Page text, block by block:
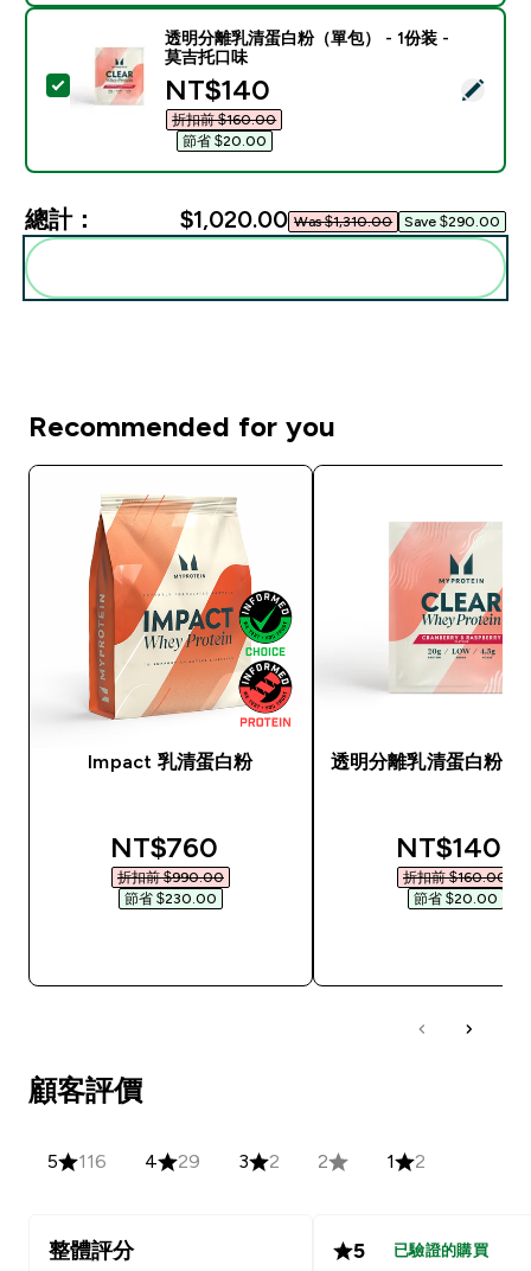
選取此商品 - 透明分離乳清蛋白粉（單包） - 1份装 -
透明分離乳清蛋白粉（單包） - 1份装 -
莫吉托口味
discounted price
NT$140‎
折扣前 $160.00‎
節省 $20.00‎
總計： $1,020.00‎ Was $1,310.00‎ Save $290.00‎
Recommended for you
Impact 乳清蛋白粉
discounted price
NT$760‎
折扣前 $990.00‎
節省 $230.00‎
透明分離乳清蛋白粉（
NT$140‎
折扣前 $160.00‎
節省 $20.00‎
顧客評價
5 116 4 29 3 2 2 1 2
整體評分 5 已驗證的購買